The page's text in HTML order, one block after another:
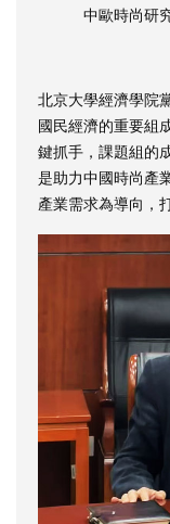
中歐時尚研
北京大學經濟學院
國民經濟的重要組
鍵抓手，課題組的
是助力中國時尚產
產業需求為導向，